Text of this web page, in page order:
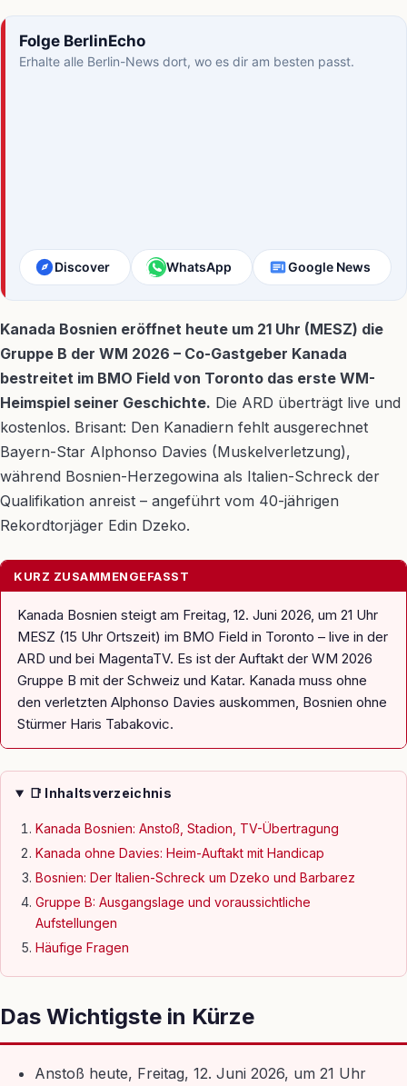
Folge BerlinEcho
Erhalte alle Berlin-News dort, wo es dir am besten passt.
Discover WhatsApp Google News
Kanada Bosnien eröffnet heute um 21 Uhr (MESZ) die
Gruppe B der WM 2026 – Co-Gastgeber Kanada
bestreitet im BMO Field von Toronto das erste WM-
Heimspiel seiner Geschichte. Die ARD überträgt live und
kostenlos. Brisant: Den Kanadiern fehlt ausgerechnet
Bayern-Star Alphonso Davies (Muskelverletzung),
während Bosnien-Herzegowina als Italien-Schreck der
Qualifikation anreist – angeführt vom 40-jährigen
Rekordtorjäger Edin Dzeko.
KURZ ZUSAMMENGEFASST
Kanada Bosnien steigt am Freitag, 12. Juni 2026, um 21 Uhr
MESZ (15 Uhr Ortszeit) im BMO Field in Toronto – live in der
ARD und bei MagentaTV. Es ist der Auftakt der WM 2026
Gruppe B mit der Schweiz und Katar. Kanada muss ohne
den verletzten Alphonso Davies auskommen, Bosnien ohne
Stürmer Haris Tabakovic.
📑 Inhaltsverzeichnis
Kanada Bosnien: Anstoß, Stadion, TV-Übertragung
Kanada ohne Davies: Heim-Auftakt mit Handicap
Bosnien: Der Italien-Schreck um Dzeko und Barbarez
Gruppe B: Ausgangslage und voraussichtliche
Aufstellungen
Häufige Fragen
Das Wichtigste in Kürze
Anstoß heute, Freitag, 12. Juni 2026, um 21 Uhr